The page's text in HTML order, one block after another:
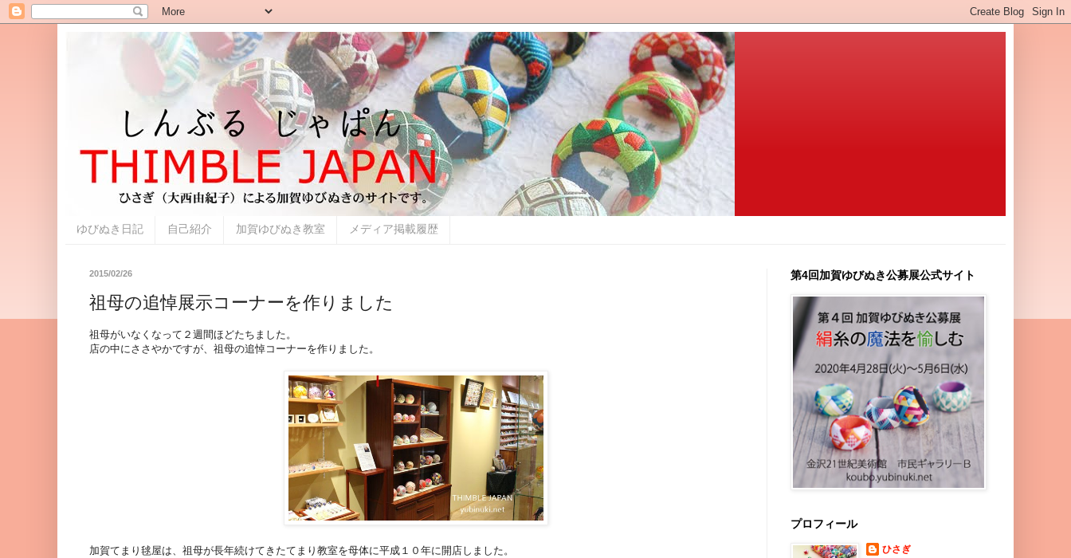
ゆびぬき日記 自己紹介 加賀ゆびぬき教室 メディア掲載履歴
2015/02/26
祖母の追悼展示コーナーを作りました
祖母がいなくなって２週間ほどたちました。
店の中にささやかですが、祖母の追悼コーナーを作りました。
加賀てまり毬屋は、祖母が長年続けてきたてまり教室を母体に平成１０年に開店しました。
第4回加賀ゆびぬき公募展公式サイト
プロフィール
ひさぎ